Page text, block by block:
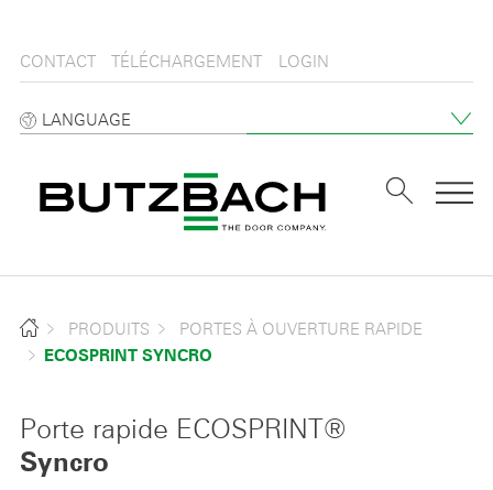
CONTACT TÉLÉCHARGEMENT LOGIN
LANGUAGE
PRODUITS PORTES À OUVERTURE RAPIDE
ECOSPRINT SYNCRO
Porte rapide ECOSPRINT®
Syncro